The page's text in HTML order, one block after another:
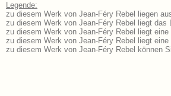
Legende:
zu diesem Werk von Jean-Féry Rebel liegen
zu diesem Werk von Jean-Féry Rebel liegt das
zu diesem Werk von Jean-Féry Rebel liegt
zu diesem Werk von Jean-Féry Rebel liegt
zu diesem Werk von Jean-Féry Rebel können